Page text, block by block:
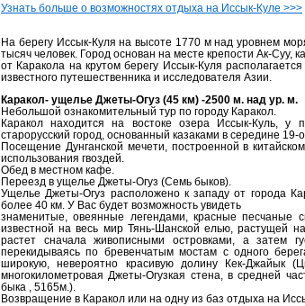
Узнать больше о возможностях отдыха на Иссык-Куле >>>
На берегу Иссык-Куля на высоте 1770 м над уровнем
тысяч человек. Город основан на месте крепости Ак-Суу,
от Каракола на крутом берегу Иссык-Куля
известного путешественника и исследователя Азии.
Каракол- ущелье Джеты-Огуз (45 км) -2500 м. над ур. м.
Небольшой ознакомительный тур по городу Каракол.
Каракол находится на востоке озера Иссык-Куль,
старорусский город, основанный казаками в середине
Посещение Дунганской мечети, построенной в
использования гвоздей.
Обед в местном кафе.
Переезд в ущелье Джеты-Огуз (Семь быков).
Ущелье Джеты-Огуз расположено к западу от города
более 40 км. У Вас будет возможность увидеть
знаменитые, овеянные легендами, красные песчаные
известной на весь мир Тянь-Шанской елью, растущей
растет сначала живописными островками, а затем
перекидываясь по бревенчатым мостам с одного
широкую, невероятно красивую долину Кек-Джайык
многокилометровая Джеты-Огузкая стена, в средней
быка , 5165м.).
Возвращение в Каракол или на одну из баз отдыха на